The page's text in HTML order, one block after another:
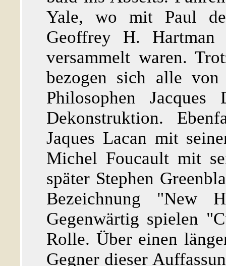
Yale, wo mit Paul
Geoffrey H. Hartman
versammelt waren.
bezogen sich alle
Philosophen
Dekonstruktion.
Jaques Lacan mit
Michel Foucault mit
später Stephen
Bezeichnung "New
Gegenwärtig spielen
Rolle. Über einen
Gegner dieser